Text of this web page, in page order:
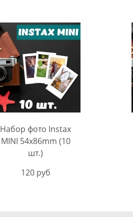
Набор фото Instax
MINI 54х86mm (10
шт.)
120 руб